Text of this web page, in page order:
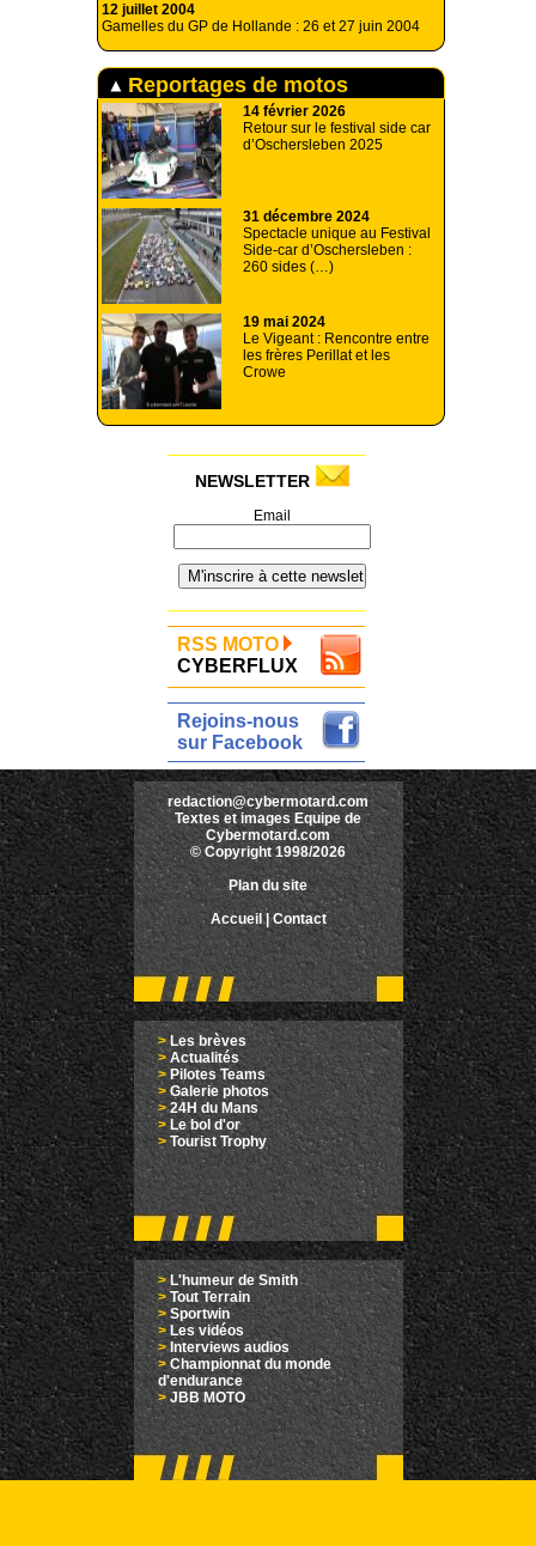
12 juillet 2004
Gamelles du GP de Hollande : 26 et 27 juin 2004
Reportages de motos
14 février 2026
Retour sur le festival side car
d’Oschersleben 2025
31 décembre 2024
Spectacle unique au Festival
Side-car d’Oschersleben :
260 sides (…)
19 mai 2024
Le Vigeant : Rencontre entre
les frères Perillat et les
Crowe
NEWSLETTER
Email
RSS MOTO
CYBERFLUX
Rejoins-nous
sur Facebook
redaction@cybermotard.com
Textes et images Equipe de
Cybermotard.com
© Copyright 1998/2026
Plan du site
Accueil |Contact
>Les brèves
> Actualités
> Pilotes Teams
>Galerie photos
>24H du Mans
>Le bol d'or
> Tourist Trophy
>L'humeur de Smith
> Tout Terrain
> Sportwin
> Les vidéos
> Interviews audios
>Championnat du monde
d'endurance
> JBB MOTO